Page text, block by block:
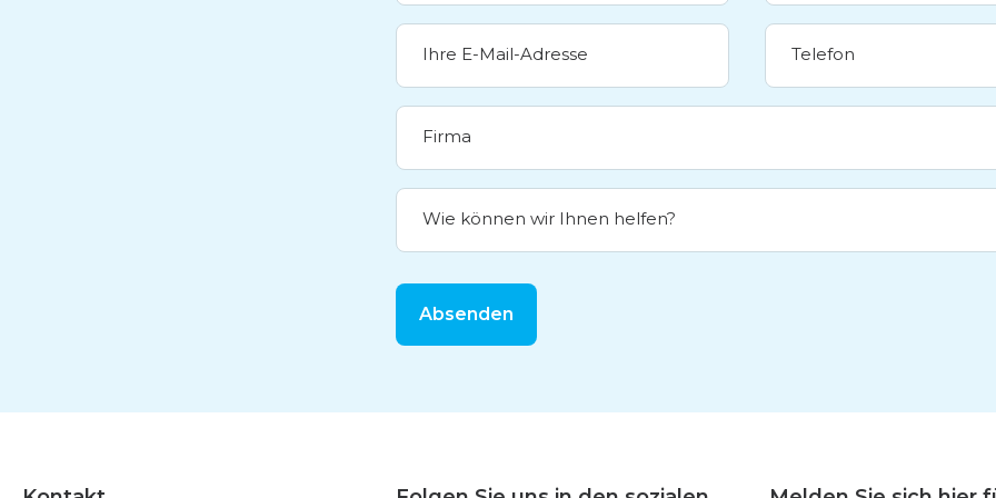
Ihre E-Mail-Adresse Telefon
Firma
Wie können wir Ihnen helfen?
Absenden